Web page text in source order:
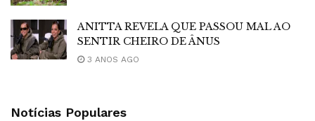
ANITTA REVELA QUE PASSOU MAL AO
SENTIR CHEIRO DE ÂNUS
3 ANOS AGO
Notícias Populares